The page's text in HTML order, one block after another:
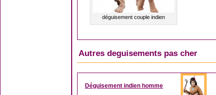
déguisement couple indien
Autres deguisements pas cher
Déguisement indien homme